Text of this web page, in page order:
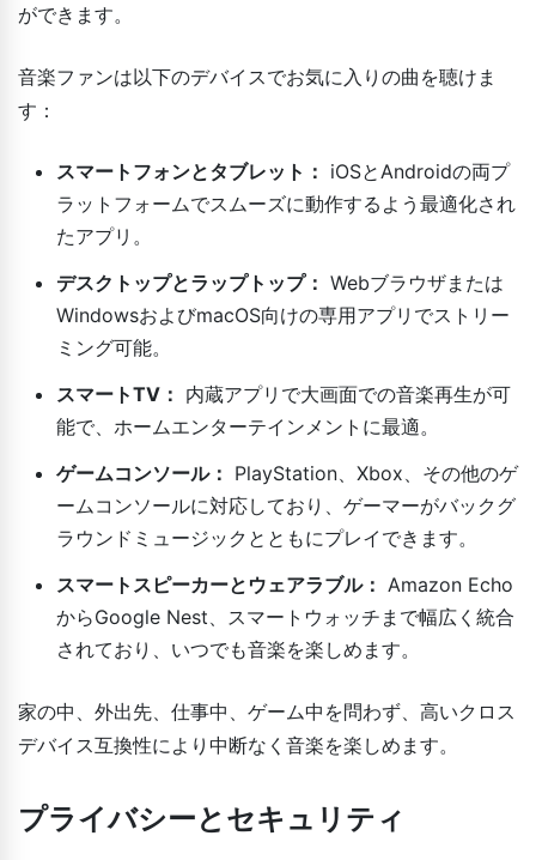
ができます。
音楽ファンは以下のデバイスでお気に入りの曲を聴けま
す：
スマートフォンとタブレット： iOSとAndroidの両プ
ラットフォームでスムーズに動作するよう最適化され
たアプリ。
デスクトップとラップトップ： Webブラウザまたは
WindowsおよびmacOS向けの専用アプリでストリー
ミング可能。
スマートTV： 内蔵アプリで大画面での音楽再生が可
能で、ホームエンターテインメントに最適。
ゲームコンソール： PlayStation、Xbox、その他のゲ
ームコンソールに対応しており、ゲーマーがバックグ
ラウンドミュージックとともにプレイできます。
スマートスピーカーとウェアラブル： Amazon Echo
からGoogle Nest、スマートウォッチまで幅広く統合
されており、いつでも音楽を楽しめます。
家の中、外出先、仕事中、ゲーム中を問わず、高いクロス
デバイス互換性により中断なく音楽を楽しめます。
プライバシーとセキュリティ